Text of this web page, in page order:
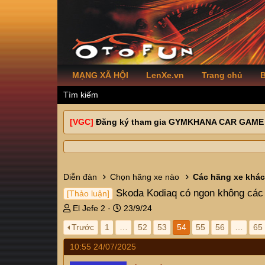
MẠNG XÃ HỘI LenXe.vn Trang chủ
Tìm kiếm
[VGC] Đăng ký tham gia GYMKHANA CAR
Diễn đàn Chọn hãng xe nào Các hãng xe khác
[Thảo luận] Skoda Kodiaq có ngon không
T
h
r
e
a
El Jefe 2
N
g
à
y
g
23/9/24
Trước
1 52 53 54 55 56 65
10:55 24/07/2025